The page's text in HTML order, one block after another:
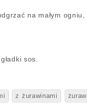
na małym
sos.
z żurawinami